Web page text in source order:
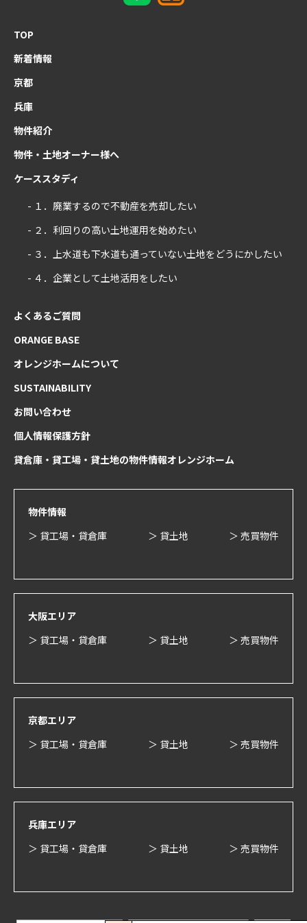
TOP
新着情報
京都
兵庫
物件紹介
物件・土地オーナー様へ
ケーススタディ
- １．廃業するので不動産を売却したい
- ２．利回りの高い土地運用を始めたい
- ３．上水道も下水道も通っていない土地をどうにかしたい
- ４．企業として土地活用をしたい
よくあるご質問
ORANGE BASE
オレンジホームについて
SUSTAINABILITY
お問い合わせ
個人情報保護方針
貸倉庫・貸工場・貸土地の物件情報オレンジホーム
物件情報
＞ 貸工場・貸倉庫
＞ 貸土地 ＞ 売買物件
大阪エリア
＞ 貸工場・貸倉庫
＞ 貸土地 ＞ 売買物件
京都エリア
＞ 貸工場・貸倉庫
＞ 貸土地 ＞ 売買物件
兵庫エリア
＞ 貸工場・貸倉庫
＞ 貸土地 ＞ 売買物件